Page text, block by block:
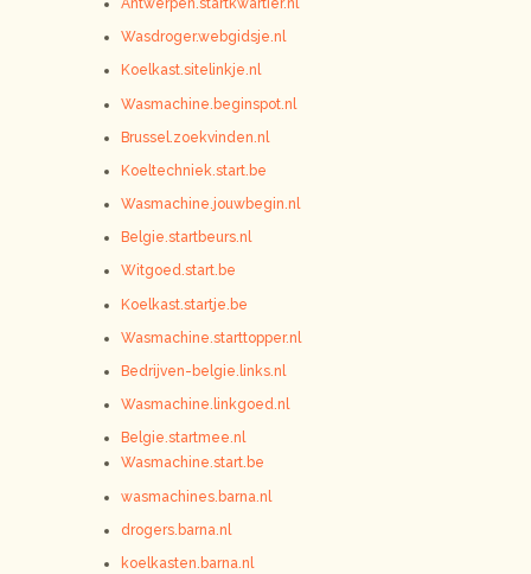
Antwerpen.startkwartier.nl
Wasdroger.webgidsje.nl
Koelkast.sitelinkje.nl
Wasmachine.beginspot.nl
Brussel.zoekvinden.nl
Koeltechniek.start.be
Wasmachine.jouwbegin.nl
Belgie.startbeurs.nl
Witgoed.start.be
Koelkast.startje.be
Wasmachine.starttopper.nl
Bedrijven-belgie.links.nl
Wasmachine.linkgoed.nl
Belgie.startmee.nl
Wasmachine.start.be
wasmachines.barna.nl
drogers.barna.nl
koelkasten.barna.nl